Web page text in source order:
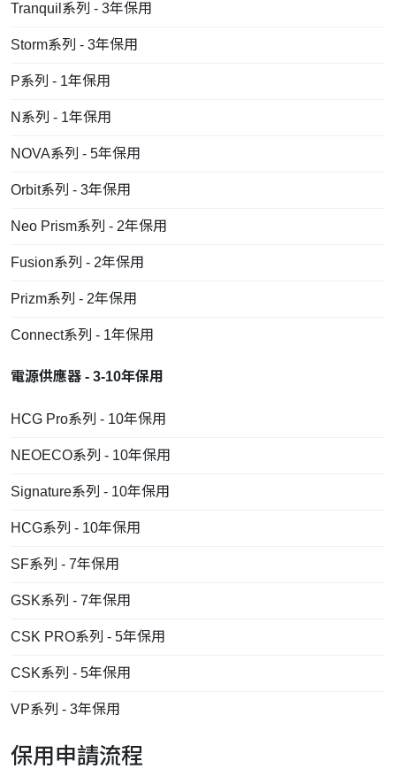
Tranquil系列 - 3年保用
Storm系列 - 3年保用
P系列 - 1年保用
N系列 - 1年保用
NOVA系列 - 5年保用
Orbit系列 - 3年保用
Neo Prism系列 - 2年保用
Fusion系列 - 2年保用
Prizm系列 - 2年保用
Connect系列 - 1年保用
電源供應器 - 3-10年保用
HCG Pro系列 - 10年保用
NEOECO系列 - 10年保用
Signature系列 - 10年保用
HCG系列 - 10年保用
SF系列 - 7年保用
GSK系列 - 7年保用
CSK PRO系列 - 5年保用
CSK系列 - 5年保用
VP系列 - 3年保用
保用申請流程